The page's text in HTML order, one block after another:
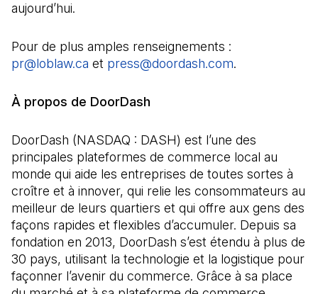
aujourd’hui.
Pour de plus amples renseignements :
pr@loblaw.ca (Il s'ouvre dans un nouvel onglet)
et press@doordash.com(Il s'ouvre
.
À propos de DoorDash
DoorDash (NASDAQ : DASH) est l’une des
principales plateformes de commerce local au
monde qui aide les entreprises de toutes sortes à
croître et à innover, qui relie les consommateurs au
meilleur de leurs quartiers et qui offre aux gens des
façons rapides et flexibles d’accumuler. Depuis sa
fondation en 2013, DoorDash s’est étendu à plus de
30 pays, utilisant la technologie et la logistique pour
façonner l’avenir du commerce. Grâce à sa place